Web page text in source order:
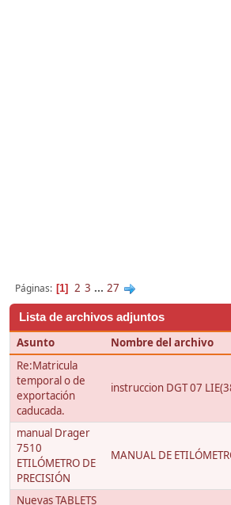
Páginas 1 2 3 ... 27
Lista de archivos adjuntos
Asunto
Nombre del archivo
Re:Matricula
temporal o de
exportación
caducada.
instruccion DGT 07
manual Drager
7510
ETILÓMETRO DE
PRECISIÓN
MANUAL DE
Nuevas TABLETS